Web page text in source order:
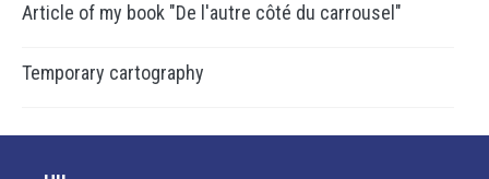
Article of my book "De l'autre côté du carrousel"
Temporary cartography